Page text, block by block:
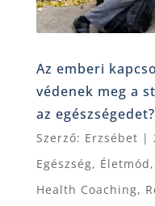
Az emberi
védenek meg a
az egészségedet?
Szerző: Erzsébet |
Egészség, Életmód,
Health Coaching,